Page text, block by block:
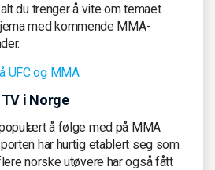
du trenger å vite om temaet.
med kommende MMA-
UFC og MMA
i Norge
å følge med på MMA
har hurtig etablert seg som
norske utøvere har også fått